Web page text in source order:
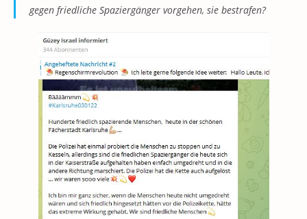
gegen friedliche Spaziergänger vorgehen, sie bestrafen?